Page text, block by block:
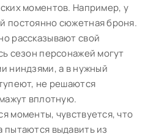
моментов. Например, у
постоянно сюжетная броня.
рассказывают свой
сезон персонажей могут
ниндзями, а в нужный
не решаются
вплотную.
моменты, чувствуется, что
пытаются выдавить из